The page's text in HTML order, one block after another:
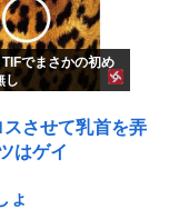
TIFでまさかの初め
し
させて乳首を弄
はゲイ
ょ